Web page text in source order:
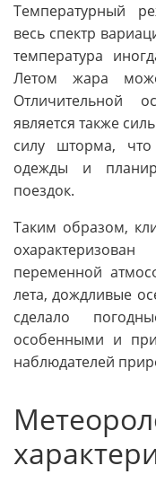
Температурный
весь спектр
температура
Летом жара
Отличительной
является также
силу шторма,
одежды и
поездок.
Таким образом,
переменной
лета, дождливые
сделало
особенными и
наблюдателей